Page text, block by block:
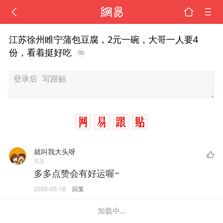
江苏徐州睢宁蒲包豆腐，2元一碗，大哥一人要4
份，看着挺好吃
就叫我大头呀
北京
多多点赞会有好运喔~
2026-05-18 回复
加载中...